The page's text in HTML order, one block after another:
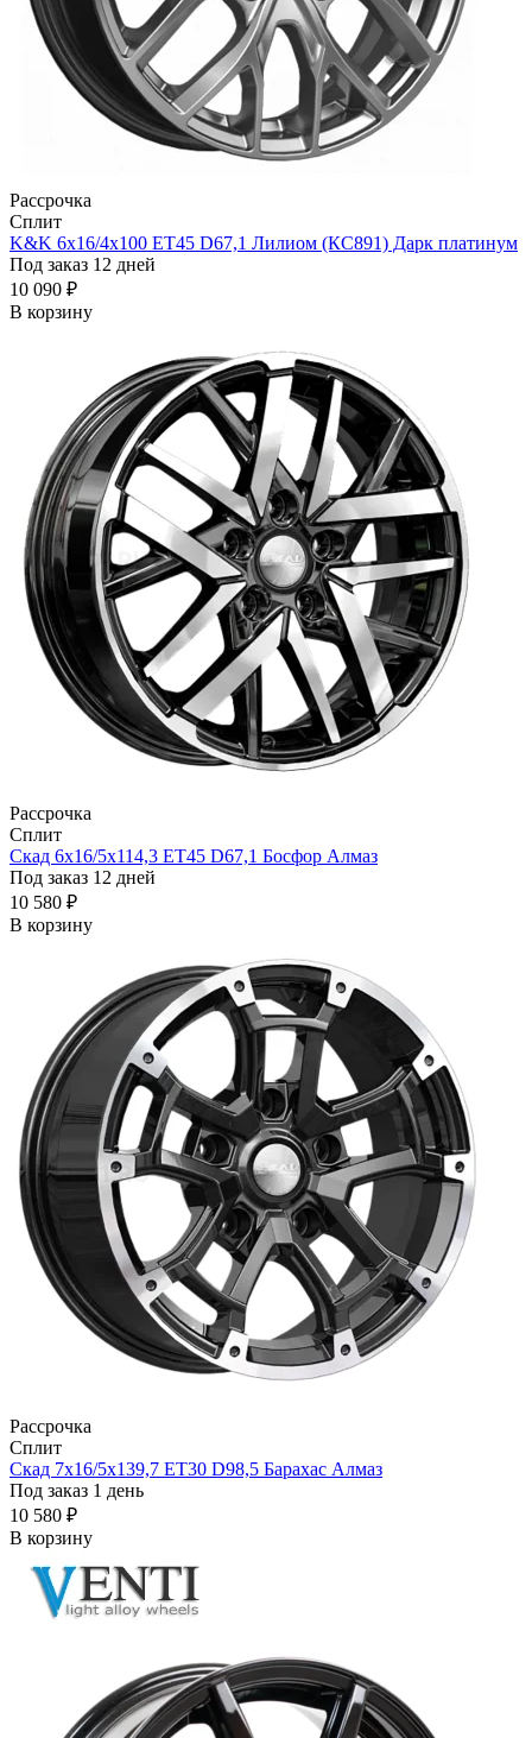
Рассрочка
Сплит
K&K 6x16/4x100 ET45 D67,1 Лилиом (КС891) Дарк платинум
Под заказ 12 дней
10 090 ₽
В корзину
Рассрочка
Сплит
Скад 6x16/5x114,3 ET45 D67,1 Босфор Алмаз
Под заказ 12 дней
10 580 ₽
В корзину
Рассрочка
Сплит
Скад 7x16/5x139,7 ET30 D98,5 Барахас Алмаз
Под заказ 1 день
10 580 ₽
В корзину